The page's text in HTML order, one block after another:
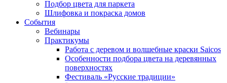
Подбор цвета для паркета
Шлифовка и покраска домов
События
Вебинары
Практикумы
Работа с деревом и волшебные краски Saicos
Особенности подбора цвета на деревянных
поверхностях
Фестиваль «Русские традиции»